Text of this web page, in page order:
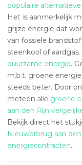
populaire
Het is aanmerkelijk
grijze energie dat
van fossiele
steenkool of
duurzame energie.
m.b.t. groene
steeds beter. Door
meteen alle groene
aan den Rijn
Bekijk direct het
Nieuwerbrug aan
energiecontracten.